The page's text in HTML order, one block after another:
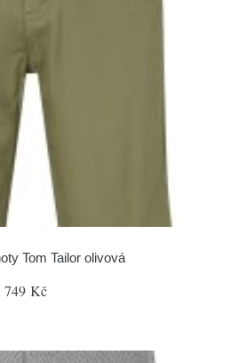
Tom Tailor olivová
749 Kč